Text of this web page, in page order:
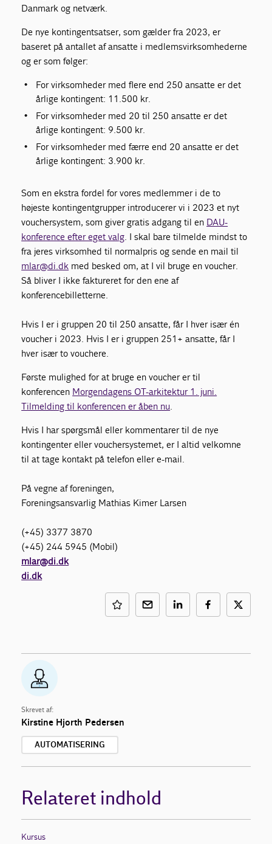
Danmark og netværk.
De nye kontingentsatser, som gælder fra 2023, er
baseret på antallet af ansatte i medlemsvirksomhederne
og er som følger:
For virksomheder med flere end 250 ansatte er det
årlige kontingent: 11.500 kr.
For virksomheder med 20 til 250 ansatte er det
årlige kontingent: 9.500 kr.
For virksomheder med færre end 20 ansatte er det
årlige kontingent: 3.900 kr.
Som en ekstra fordel for vores medlemmer i de to
højeste kontingentgrupper introducerer vi i 2023 et nyt
vouchersystem, som giver gratis adgang til en DAU-
konference efter eget valg. I skal bare tilmelde mindst to
fra jeres virksomhed til normalpris og sende en mail til
mlar@di.dk med besked om, at I vil bruge en voucher.
Så bliver I ikke faktureret for den ene af
konferencebilletterne.
Hvis I er i gruppen 20 til 250 ansatte, får I hver især én
voucher i 2023. Hvis I er i gruppen 251+ ansatte, får I
hver især to vouchere.
Første mulighed for at bruge en voucher er til
konferencen Morgendagens OT-arkitektur 1. juni.
Tilmelding til konferencen er åben nu.
Hvis I har spørgsmål eller kommentarer til de nye
kontingenter eller vouchersystemet, er I altid velkomne
til at tage kontakt på telefon eller e-mail.
På vegne af foreningen,
Foreningsansvarlig Mathias Kimer Larsen
(+45) 3377 3870
(+45) 244 5945 (Mobil)
mlar@di.dk
di.dk
Skrevet af:
Kirstine Hjorth Pedersen
AUTOMATISERING
Relateret indhold
Kursus